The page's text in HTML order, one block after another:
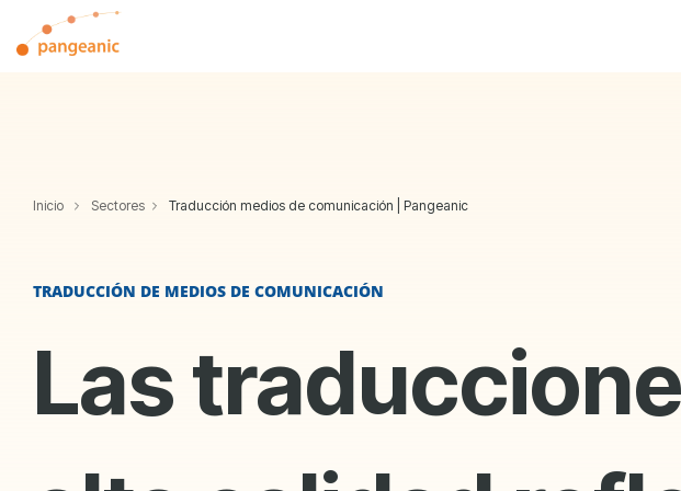
the
Inicio Sectores Traducción medios de comunicación | Pangeanic
TRADUCCIÓN DE MEDIOS DE COMUNICACIÓN
Las